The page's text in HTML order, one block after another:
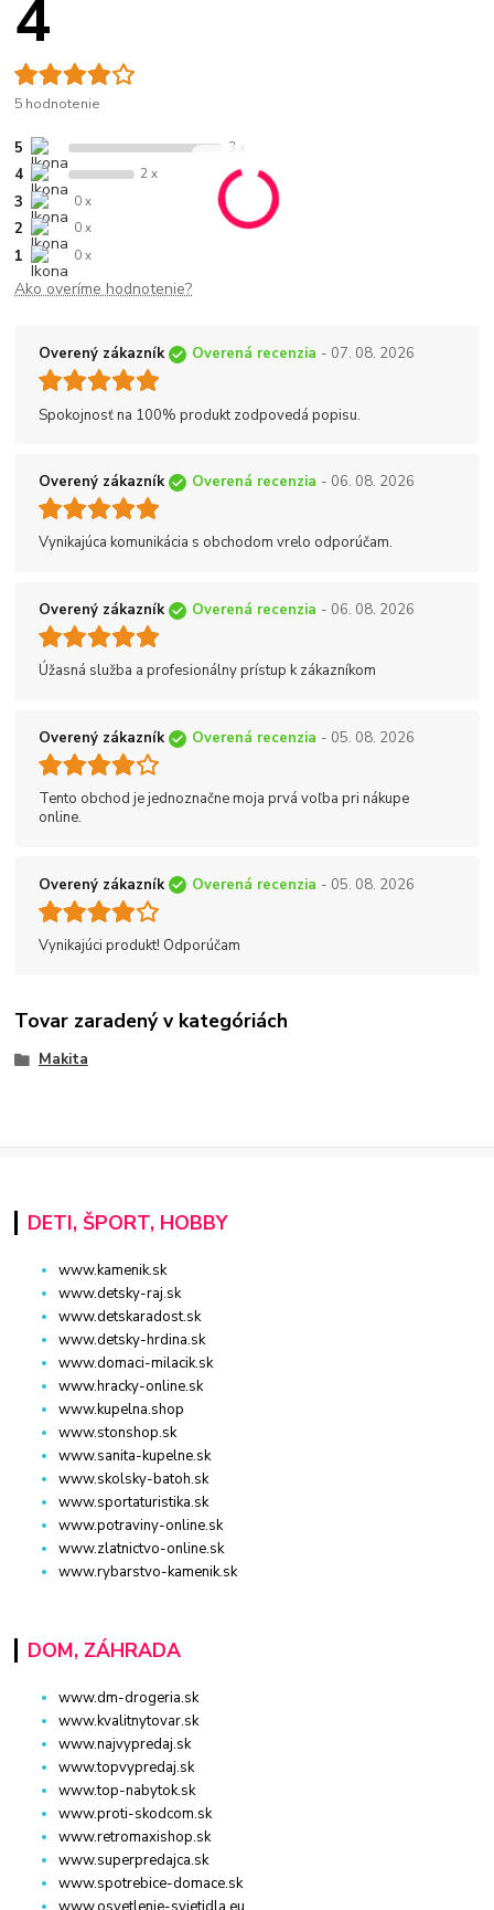
4
5 hodnotenie
5 3 x
4 2 x
3 0 x
2 0 x
1 0 x
Ako overíme hodnotenie?
Overený zákazník Overená recenzia - 07. 08. 2026
Spokojnosť na 100% produkt zodpovedá popisu.
Overený zákazník Overená recenzia - 06. 08. 2026
Vynikajúca komunikácia s obchodom vrelo odporúčam.
Overený zákazník Overená recenzia - 06. 08. 2026
Úžasná služba a profesionálny prístup k zákazníkom
Overený zákazník Overená recenzia - 05. 08. 2026
Tento obchod je jednoznačne moja prvá voľba pri nákupe
online.
Overený zákazník Overená recenzia - 05. 08. 2026
Vynikajúci produkt! Odporúčam
Tovar zaradený v kategóriách
Makita
DETI, ŠPORT, HOBBY
www.kamenik.sk
www.detsky-raj.sk
www.detskaradost.sk
www.detsky-hrdina.sk
www.domaci-milacik.sk
www.hracky-online.sk
www.kupelna.shop
www.stonshop.sk
www.sanita-kupelne.sk
www.skolsky-batoh.sk
www.sportaturistika.sk
www.potraviny-online.sk
www.zlatnictvo-online.sk
www.rybarstvo-kamenik.sk
DOM, ZÁHRADA
www.dm-drogeria.sk
www.kvalitnytovar.sk
www.najvypredaj.sk
www.topvypredaj.sk
www.top-nabytok.sk
www.proti-skodcom.sk
www.retromaxishop.sk
www.superpredajca.sk
www.spotrebice-domace.sk